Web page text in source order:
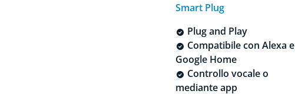
Smart Plug
Plug and Play
Compatibile con Alexa e
Google Home
Controllo vocale o
mediante app